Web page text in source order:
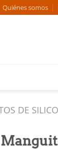
Quiénes somos
DE